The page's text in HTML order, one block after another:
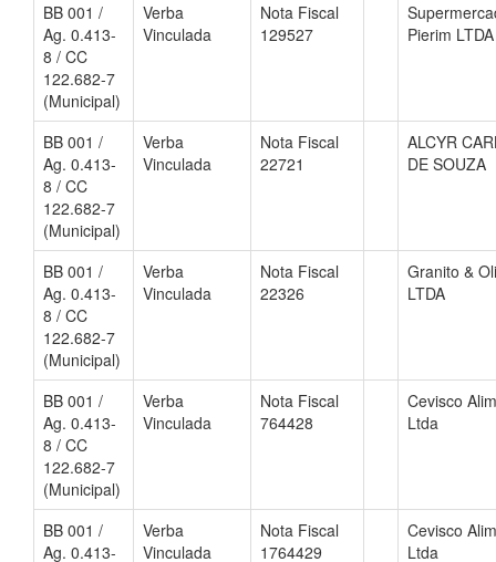
BB 001 /
Ag. 0.413-
8 / CC
122.682-7
(Municipal)
Verba
Vinculada
Nota Fiscal
129527
Pierim LTDA
BB 001 /
Ag. 0.413-
8 / CC
122.682-7
(Municipal)
Verba
Vinculada
Nota Fiscal
22721
ALCYR
DE SOUZA
BB 001 /
Ag. 0.413-
8 / CC
122.682-7
(Municipal)
Verba
Vinculada
Nota Fiscal
22326
Granito &
LTDA
BB 001 /
Ag. 0.413-
8 / CC
122.682-7
(Municipal)
Verba
Vinculada
Nota Fiscal
764428
Cevisco
Ltda
BB 001 /
Ag. 0.413-
Verba
Vinculada
Nota Fiscal
1764429
Cevisco
Ltda